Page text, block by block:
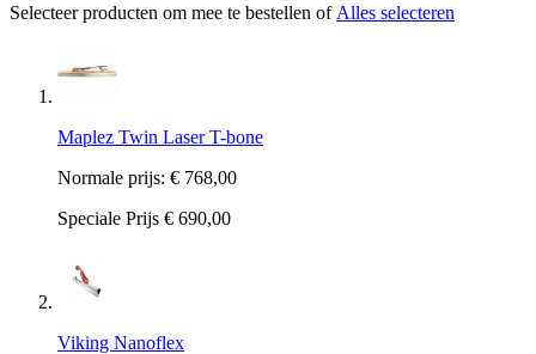
Selecteer producten om mee te bestellen of Alles selecteren
Maplez Twin Laser T-bone
Normale prijs: € 768,00
Speciale Prijs € 690,00
Viking Nanoflex